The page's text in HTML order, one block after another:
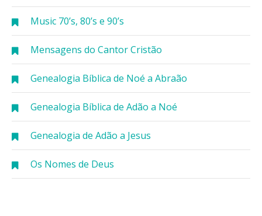
Music 70’s, 80’s e 90’s
Mensagens do Cantor Cristão
Genealogia Bíblica de Noé a Abraão
Genealogia Bíblica de Adão a Noé
Genealogia de Adão a Jesus
Os Nomes de Deus